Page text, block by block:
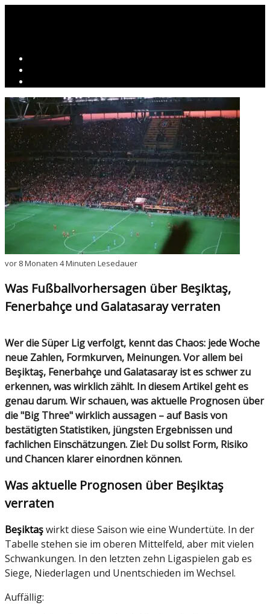
vor 8 Monaten 4 Minuten Lesedauer
Was Fußballvorhersagen über Beşiktaş,
Fenerbahçe und Galatasaray verraten
Wer die Süper Lig verfolgt, kennt das Chaos: jede Woche
neue Zahlen, Formkurven, Meinungen. Vor allem bei
Beşiktaş, Fenerbahçe und Galatasaray ist es schwer zu
erkennen, was wirklich zählt. In diesem Artikel geht es
genau darum. Wir schauen, was aktuelle Prognosen über
die "Big Three" wirklich aussagen – auf Basis von
bestätigten Statistiken, jüngsten Ergebnissen und
fachlichen Einschätzungen. Ziel: Du sollst Form, Risiko
und Chancen klarer einordnen können.
Was aktuelle Prognosen über Beşiktaş
verraten
Beşiktaşwirkt diese Saison wie eine Wundertüte. In der
Tabelle stehen sie im oberen Mittelfeld, aber mit vielen
Schwankungen. In den letzten zehn Ligaspielen gab es
Siege, Niederlagen und Unentschieden im Wechsel.
Auffällig: